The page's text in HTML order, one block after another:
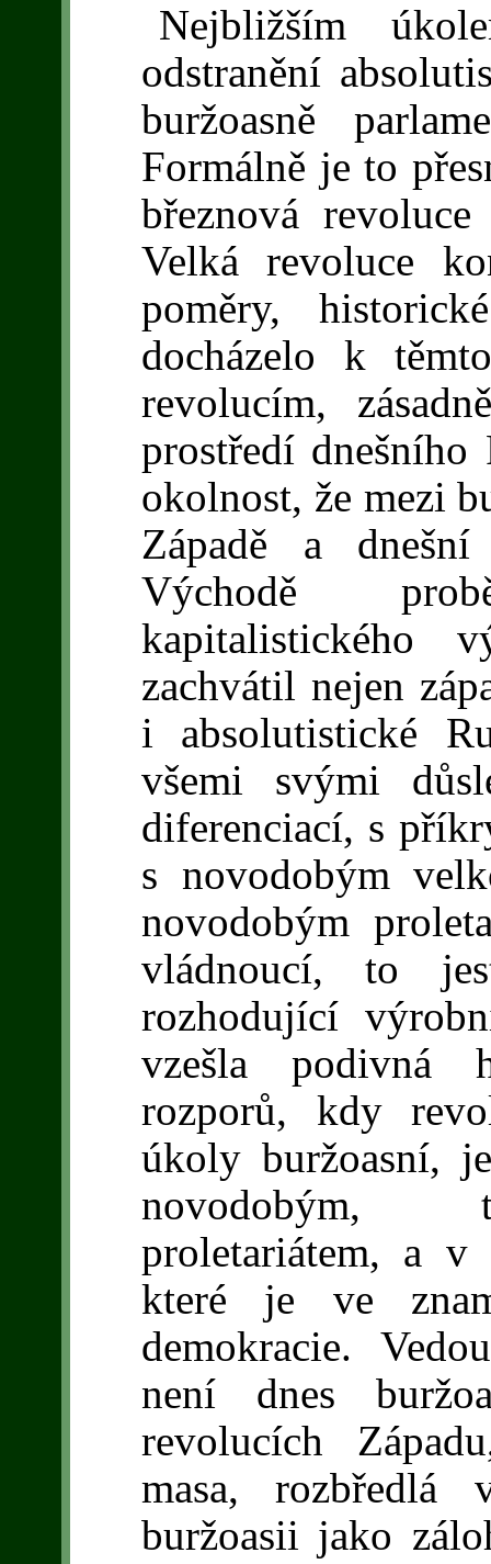
Nejbližším
odstranění
buržoasně
Formálně je to
březnová
Velká revoluce
poměry,
docházelo k
revolucím,
prostředí
okolnost, že mezi
Západě a
Východě
kapitalistického
zachvátil nejen
i absolutistické
všemi svými
diferenciací, s
s novodobým
novodobým
vládnoucí, to
rozhodující
vzešla podivná
rozporů, kdy
úkoly buržoasní,
novodobým,
proletariátem, a v
které je ve
demokracie.
není dnes
revolucích
masa, rozbředlá
buržoasii jako